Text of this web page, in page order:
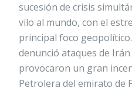
sucesión de crisis
vilo al mundo, con el
principal foco
denunció ataques de
provocaron un gran
Petrolera del emirato de